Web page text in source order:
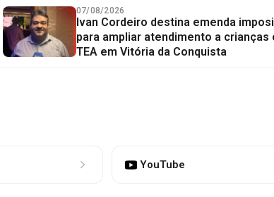
07/08/2026
Ivan Cordeiro destina emenda
para ampliar atendimento a crianças
TEA em Vitória da Conquista
YouTube